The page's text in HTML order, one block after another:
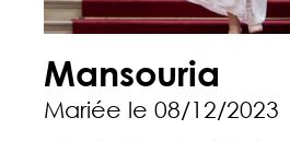
Mansouria
Mariée le 08/12/2023